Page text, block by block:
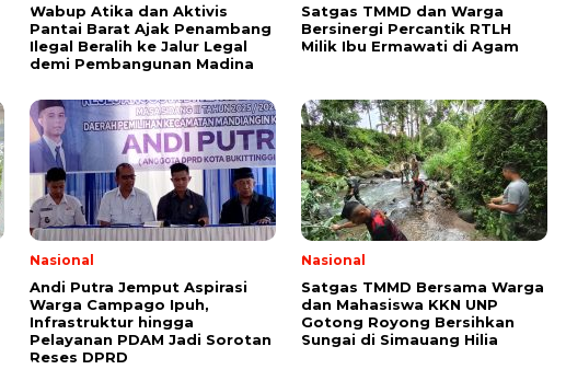
Wabup Atika dan Aktivis
Pantai Barat Ajak Penambang
Ilegal Beralih ke Jalur Legal
demi Pembangunan Madina
Satgas TMMD dan Warga
Bersinergi Percantik RTLH
Milik Ibu Ermawati di Agam
Nasional
Andi Putra Jemput Aspirasi
Warga Campago Ipuh,
Infrastruktur hingga
Pelayanan PDAM Jadi Sorotan
Reses DPRD
Nasional
Satgas TMMD Bersama Warga
dan Mahasiswa KKN UNP
Gotong Royong Bersihkan
Sungai di Simauang Hilia